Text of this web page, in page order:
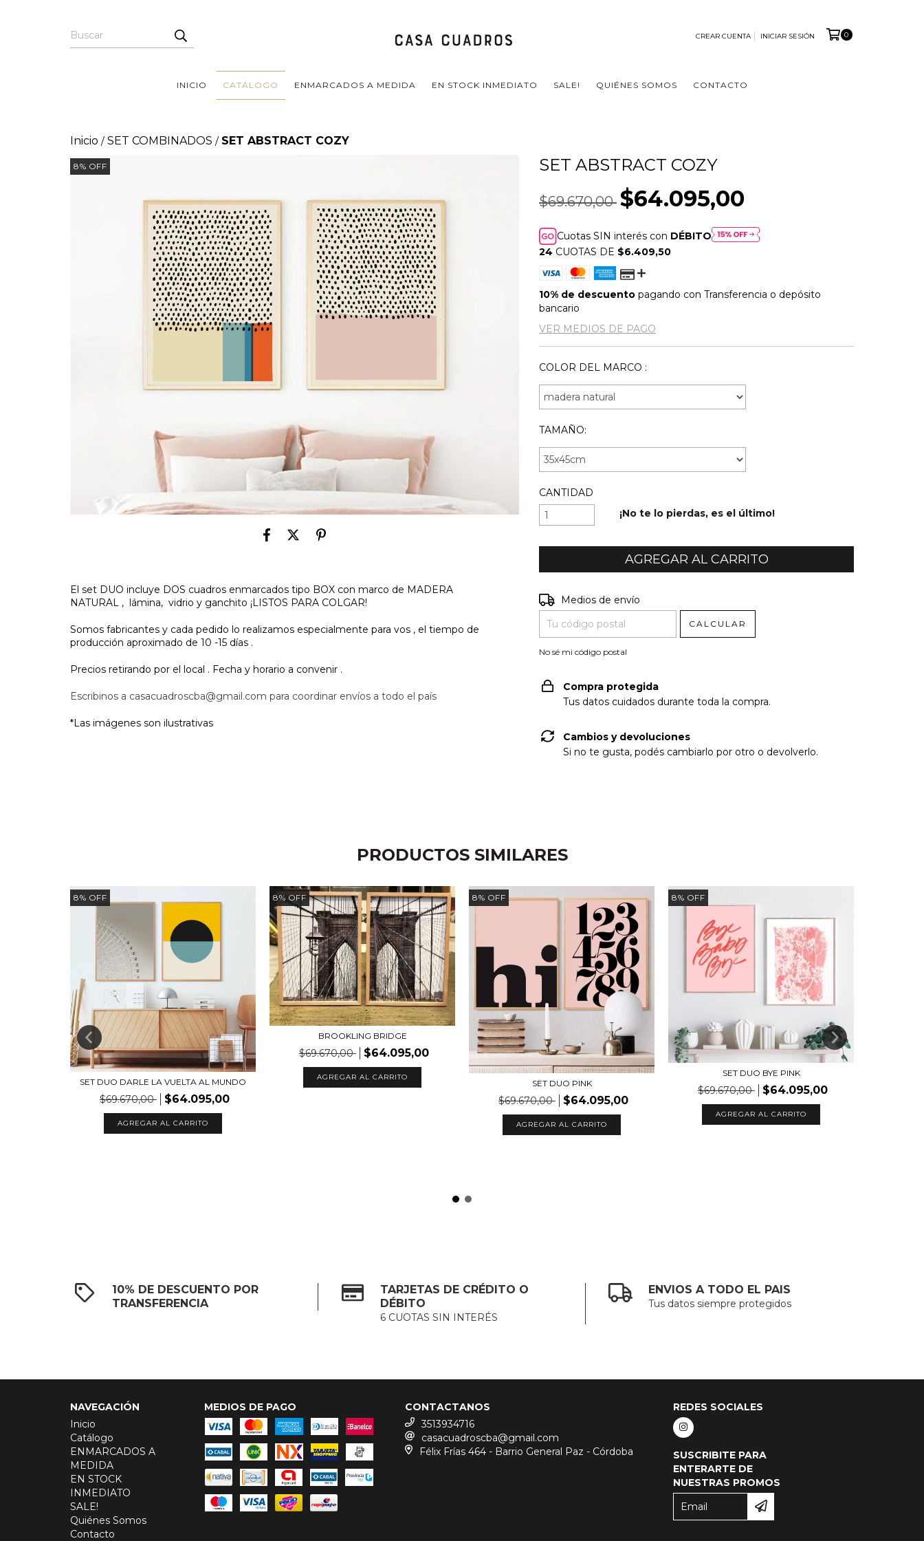
CREAR CUENTA INICIAR SESIÓN 0
INICIO CATÁLOGO ENMARCADOS A MEDIDA EN STOCK INMEDIATO SALE! QUIÉNES SOMOS CONTACTO
Inicio / SET COMBINADOS / SET ABSTRACT COZY
8% OFF
El set DUO incluye DOS cuadros enmarcados tipo BOX con marco de MADERA
NATURAL , lámina, vidrio y ganchito ¡LISTOS PARA COLGAR!
Somos fabricantes y cada pedido lo realizamos especialmente para vos , el tiempo de
producción aproximado de 10 -15 días .
Precios retirando por el local . Fecha y horario a convenir .
Escribinos a casacuadroscba@gmail.com para coordinar envíos a todo el país
*Las imágenes son ilustrativas
SET ABSTRACT COZY
$69.670,00 $64.095,00
Cuotas SIN interés con DÉBITO
24 CUOTAS DE $6.409,50
10% de descuento pagando con Transferencia o depósito
bancario
VER MEDIOS DE PAGO
COLOR DEL MARCO :
TAMAÑO:
CANTIDAD
¡No te lo pierdas, es el último!
Entregas para el CP:
Medios de envío
CALCULAR
No sé mi código postal
Compra protegida
Tus datos cuidados durante toda la compra.
Cambios y devoluciones
Si no te gusta, podés cambiarlo por otro o devolverlo.
PRODUCTOS SIMILARES
8% OFF
SET DUO DARLE LA VUELTA AL MUNDO
$69.670,00 $64.095,00
AGREGAR AL CARRITO
8% OFF
BROOKLING BRIDGE
$69.670,00 $64.095,00
AGREGAR AL CARRITO
8% OFF
SET DUO PINK
$69.670,00 $64.095,00
AGREGAR AL CARRITO
8% OFF
SET DUO BYE PINK
$69.670,00 $64.095,00
AGREGAR AL CARRITO
10% DE DESCUENTO POR
TRANSFERENCIA
TARJETAS DE CRÉDITO O
DÉBITO
6 CUOTAS SIN INTERÉS
ENVIOS A TODO EL PAIS
Tus datos siempre protegidos
NAVEGACIÓN
Inicio
Catálogo
ENMARCADOS A
MEDIDA
EN STOCK
INMEDIATO
SALE!
Quiénes Somos
Contacto
MEDIOS DE PAGO
CONTACTANOS
3513934716
casacuadroscba@gmail.com
Félix Frías 464 - Barrio General Paz - Córdoba
REDES SOCIALES
SUSCRIBITE PARA
ENTERARTE DE
NUESTRAS PROMOS